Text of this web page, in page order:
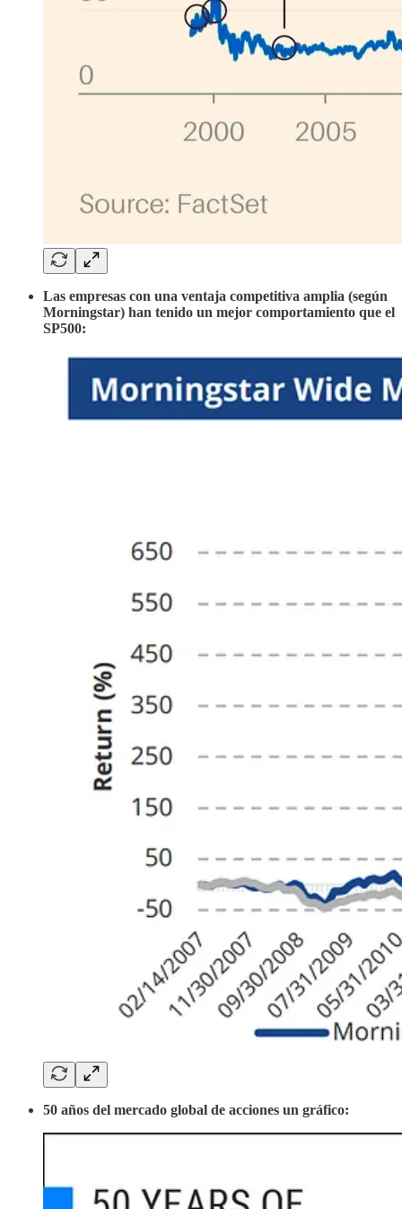
Las empresas con una ventaja competitiva amplia (según
Morningstar) han tenido un mejor comportamiento que el
SP500:
50 años del mercado global de acciones un gráfico: